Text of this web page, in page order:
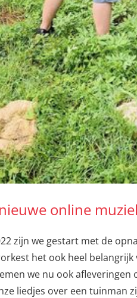
online
zijn we gestart met de
het ook heel
we nu ook
liedjes over een tuinman